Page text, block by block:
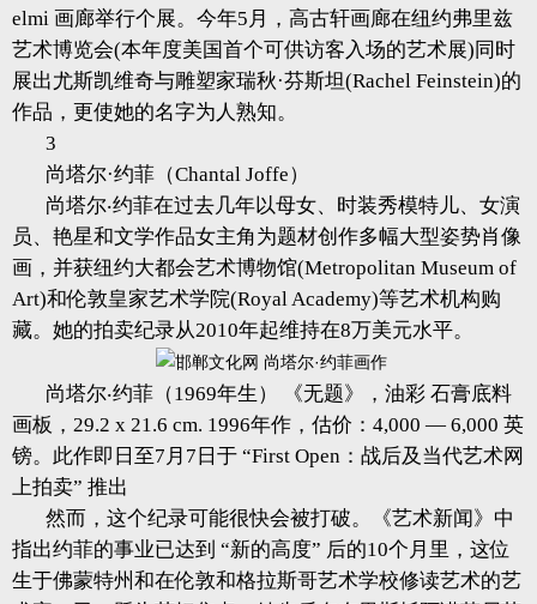
elmi 画廊举行个展。今年5月，高古轩画廊在纽约弗里兹
艺术博览会(本年度美国首个可供访客入场的艺术展)同时
展出尤斯凯维奇与雕塑家瑞秋·芬斯坦(Rachel Feinstein)的
作品，更使她的名字为人熟知。
3
尚塔尔·约菲（Chantal Joffe）
尚塔尔‧约菲在过去几年以母女、时装秀模特儿、女演
员、艳星和文学作品女主角为题材创作多幅大型姿势肖像
画，并获纽约大都会艺术博物馆(Metropolitan Museum of
Art)和伦敦皇家艺术学院(Royal Academy)等艺术机构购
藏。她的拍卖纪录从2010年起维持在8万美元水平。
尚塔尔‧约菲（1969年生） 《无题》，油彩 石膏底料
画板，29.2 x 21.6 cm. 1996年作，估价：4,000 — 6,000 英
镑。此作即日至7月7日于 “First Open：战后及当代艺术网
上拍卖” 推出
然而，这个纪录可能很快会被打破。《艺术新闻》中
指出约菲的事业已达到 “新的高度” 后的10个月里，这位
生于佛蒙特州和在伦敦和格拉斯哥艺术学校修读艺术的艺